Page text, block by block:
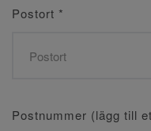
Postort *
Postnummer (lägg till